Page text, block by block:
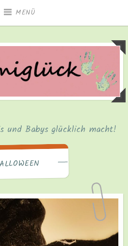
MENÜ
und Babys glücklich macht!